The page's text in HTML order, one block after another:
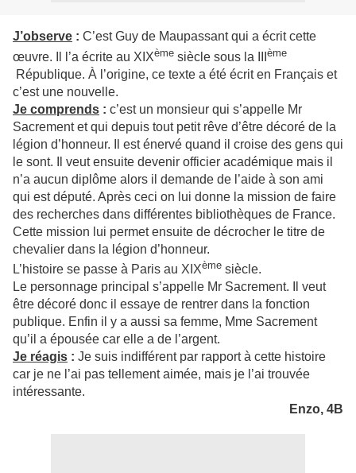
J’observe : C’est Guy de Maupassant qui a écrit cette
œuvre. Il l’a écrite au XIXème siècle sous la III ème
République. À l’origine, ce texte a été écrit en Français et
c’est une nouvelle.
Je comprends : c’est un monsieur qui s’appelle Mr
Sacrement et qui depuis tout petit rêve d’être décoré de la
légion d’honneur. Il est énervé quand il croise des gens qui
le sont. Il veut ensuite devenir officier académique mais il
n’a aucun diplôme alors il demande de l’aide à son ami
qui est député. Après ceci on lui donne la mission de faire
des recherches dans différentes bibliothèques de France.
Cette mission lui permet ensuite de décrocher le titre de
chevalier dans la légion d’honneur.
L’histoire se passe à Paris au XIXème siècle.
Le personnage principal s’appelle Mr Sacrement. Il veut
être décoré donc il essaye de rentrer dans la fonction
publique. Enfin il y a aussi sa femme, Mme Sacrement
qu’il a épousée car elle a de l’argent.
Je réagis : Je suis indifférent par rapport à cette histoire
car je ne l’ai pas tellement aimée, mais je l’ai trouvée
intéressante.
Enzo, 4B